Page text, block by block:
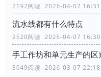
2192阅读 2026-04-07
流水线都有什么特点
2520阅读 2026-04-07
手工作坊和单元生产的区
3049阅读 2026-03-07